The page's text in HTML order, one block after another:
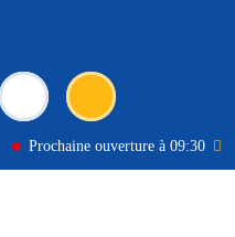
Prochaine ouverture à 09:30